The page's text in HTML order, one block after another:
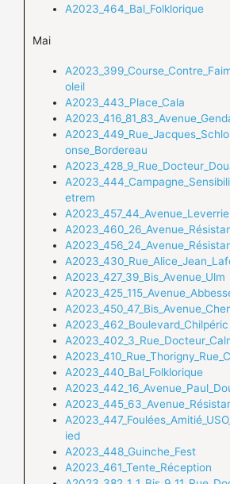
A2023_464_Bal_Folklorique
Mai
oleil
A2023_443_Place_Cala
onse_Bordereau
etrem
A2023_427_39_Bis_Avenue_Ulm
A2023_462_Boulevard_Chilpéric
A2023_440_Bal_Folklorique
ied
A2023_448_Guinche_Fest
A2023_461_Tente_Réception